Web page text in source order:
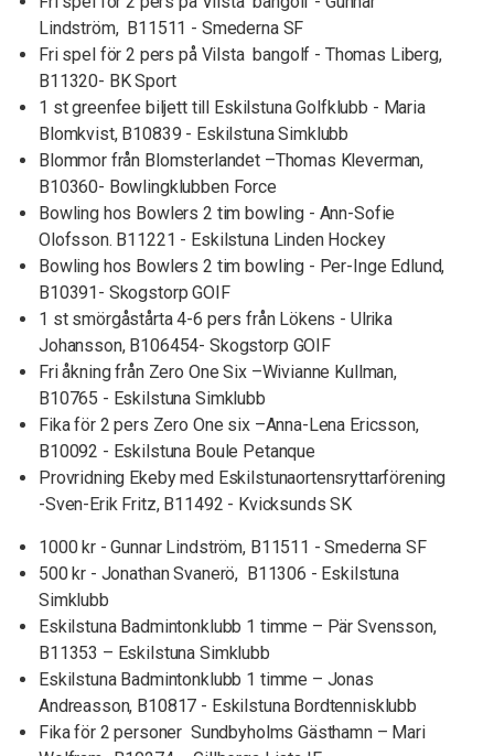
Lindström, B11511 - Smederna SF
Fri spel för 2 pers på Vilsta bangolf - Thomas Liberg,
B11320- BK Sport
1 st greenfee biljett till Eskilstuna Golfklubb - Maria
Blomkvist, B10839 - Eskilstuna Simklubb
Blommor från Blomsterlandet –Thomas Kleverman,
B10360- Bowlingklubben Force
Bowling hos Bowlers 2 tim bowling - Ann-Sofie
Olofsson. B11221 - Eskilstuna Linden Hockey
Bowling hos Bowlers 2 tim bowling - Per-Inge Edlund,
B10391- Skogstorp GOIF
1 st smörgåstårta 4-6 pers från Lökens - Ulrika
Johansson, B106454- Skogstorp GOIF
Fri åkning från Zero One Six –Wivianne Kullman,
B10765 - Eskilstuna Simklubb
Fika för 2 pers Zero One six –Anna-Lena Ericsson,
B10092 - Eskilstuna Boule Petanque
Provridning Ekeby med Eskilstunaortensryttarförening
-Sven-Erik Fritz, B11492 - Kvicksunds SK
1000 kr - Gunnar Lindström, B11511 - Smederna SF
500 kr - Jonathan Svanerö, B11306 - Eskilstuna
Simklubb
Eskilstuna Badmintonklubb 1 timme – Pär Svensson,
B11353 – Eskilstuna Simklubb
Eskilstuna Badmintonklubb 1 timme – Jonas
Andreasson, B10817 - Eskilstuna Bordtennisklubb
Fika för 2 personer Sundbyholms Gästhamn – Mari